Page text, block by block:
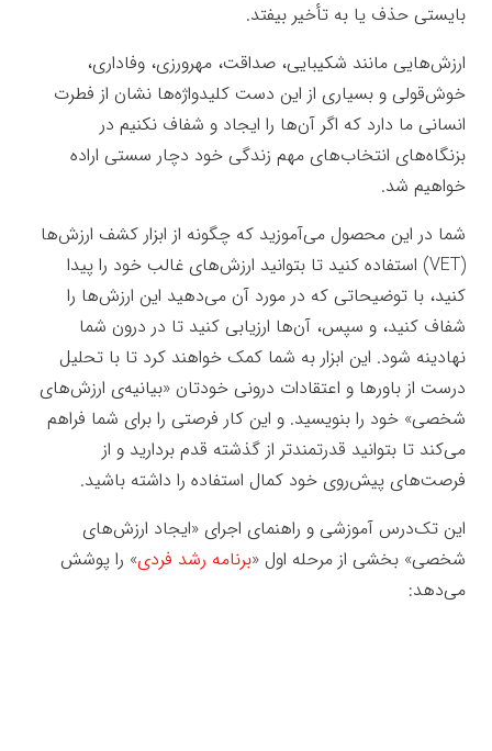
بایستی حذف یا به تأخیر بیفتد.
ارزش‌هایی مانند شکیبایی، صداقت، مهرورزی، وفاداری،
خوش‌قولی و بسیاری از این دست کلیدواژه‌ها نشان از فطرت
انسانی ما دارد که اگر آن‌ها را ایجاد و شفاف نکنیم در
بزنگاه‌های انتخاب‌های مهم زندگی خود دچار سستی اراده
خواهیم شد.
شما در این محصول می‌آموزید که چگونه از ابزار کشف ارزش‌ها
(VET) استفاده کنید تا بتوانید ارزش‌های غالب خود را پیدا
کنید، با توضیحاتی که در مورد آن می‌دهید این ارزش‌ها را
شفاف کنید، و سپس، آن‌ها ارزیابی کنید تا در درون شما
نهادینه شود. این ابزار به شما کمک خواهند کرد تا با تحلیل
درست از باورها و اعتقادات درونی خودتان «بیانیه‌ی ارزش‌های
شخصی» خود را بنویسید. و این کار فرصتی را برای شما فراهم
می‌کند تا بتوانید قدرتمندتر از گذشته قدم بردارید و از
فرصت‌های پیش‌روی خود کمال استفاده را داشته باشید.
این تک‌درس آموزشی و راهنمای اجرای «ایجاد ارزش‌های
شخصی» بخشی از مرحله اول «برنامه رشد فردی» را پوشش
می‌دهد: